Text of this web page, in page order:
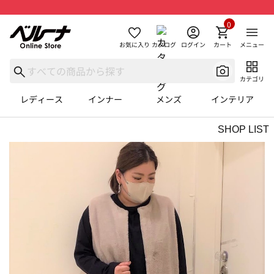
お気に入り カタログ ログイン カート
0
メニュー
カテゴリ
レディース インナー メンズ インテリア
SHOP LIST